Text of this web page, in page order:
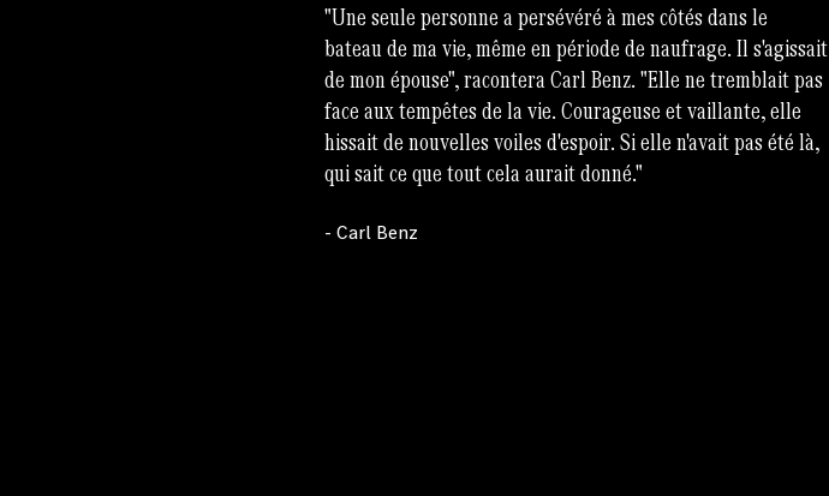
"Une seule personne a persévéré à mes côtés dans le
bateau de ma vie, même en période de naufrage. Il s'agissait
de mon épouse", racontera Carl Benz. "Elle ne tremblait pas
face aux tempêtes de la vie. Courageuse et vaillante, elle
hissait de nouvelles voiles d'espoir. Si elle n'avait pas été là,
qui sait ce que tout cela aurait donné."
- Carl Benz